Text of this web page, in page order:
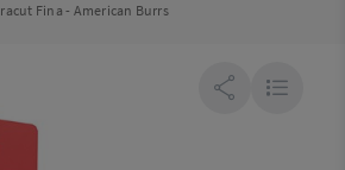
Fina - American Burrs